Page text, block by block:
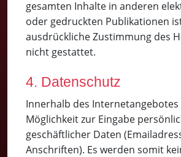
gesamten Inhalte in anderen
oder gedruckten Publikationen
ausdrückliche Zustimmung des
nicht gestattet.
4. Datenschutz
Innerhalb des Internetangebotes
Möglichkeit zur Eingabe
geschäftlicher Daten
Anschriften). Es werden somit